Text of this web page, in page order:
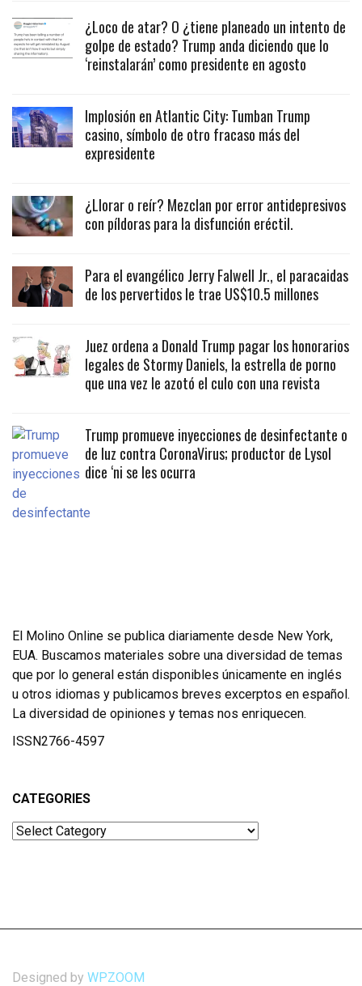
¿Loco de atar? O ¿tiene planeado un intento de
golpe de estado? Trump anda diciendo que lo
‘reinstalarán’ como presidente en agosto
Implosión en Atlantic City: Tumban Trump
casino, símbolo de otro fracaso más del
expresidente
¿Llorar o reír? Mezclan por error antidepresivos
con píldoras para la disfunción eréctil.
Para el evangélico Jerry Falwell Jr., el paracaidas
de los pervertidos le trae US$10.5 millones
Juez ordena a Donald Trump pagar los honorarios
legales de Stormy Daniels, la estrella de porno
que una vez le azotó el culo con una revista
Trump promueve inyecciones de desinfectante o
de luz contra CoronaVirus; productor de Lysol
dice ‘ni se les ocurra
El Molino Online se publica diariamente desde New York,
EUA. Buscamos materiales sobre una diversidad de temas
que por lo general están disponibles únicamente en inglés
u otros idiomas y publicamos breves excerptos en español.
La diversidad de opiniones y temas nos enriquecen.
ISSN2766-4597
CATEGORIES
Categories
Designed by WPZOOM